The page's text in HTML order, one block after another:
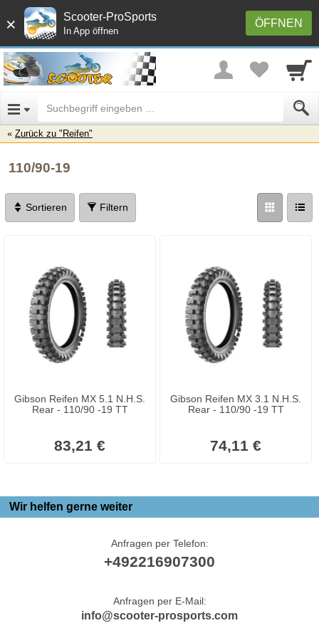
× ÖFFNEN
Scooter-ProSports
In App öffnen
Zurück zu "Reifen"
110/90-19
Sortieren Filtern
Gibson Reifen MX 5.1 N.H.S.
Rear - 110/90 -19 TT
83,21 €
Gibson Reifen MX 3.1 N.H.S.
Rear - 110/90 -19 TT
74,11 €
Wir helfen gerne weiter
Anfragen per Telefon:
+492216907300
Anfragen per E-Mail:
info@scooter-prosports.com